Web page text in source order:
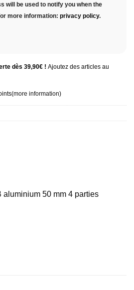
will be used to notify you when the
more information: privacy policy.
dès 39,90€ ! Ajoutez des articles au
(more information)
aluminium 50 mm 4 parties